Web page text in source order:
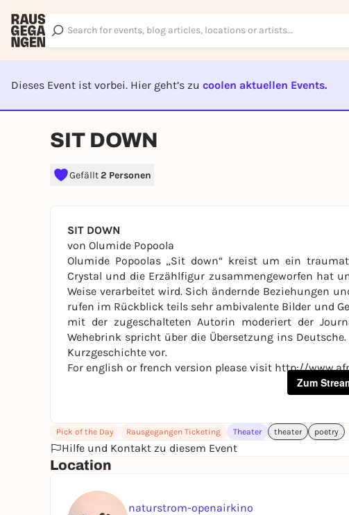
Dieses Event ist vorbei. Hier geht’s zu coolen aktuellen Events.
SIT DOWN
Gefällt2 Personen
SIT DOWN
von Olumide Popoola
Olumide Popoolas „Sit down“ kreist um ein
Crystal und die Erzählfigur zusammengeworfen hat
Weise verarbeitet wird. Sich ändernde Beziehungen
rufen im Rückblick teils sehr ambivalente Bilder und
mit der zugeschalteten Autorin moderiert der
Wehebrink spricht über die Übersetzung ins
Kurzgeschichte vor.
For english or french version please visit http://
Zum
Pick of the Day Rausgegangen Ticketing Theater theater poetry
Hilfe und Kontakt zu diesem Event
Location
naturstrom-openairkino
Sign